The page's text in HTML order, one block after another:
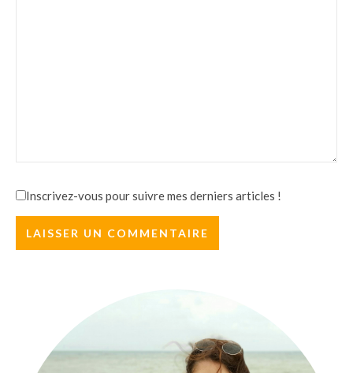
Inscrivez-vous pour suivre mes derniers articles !